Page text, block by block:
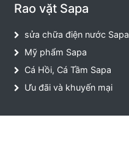
Rao vặt Sapa
sửa chữa điện nước Sapa
Mỹ phẩm Sapa
Cá Hồi, Cá Tầm Sapa
Ưu đãi và khuyến mại